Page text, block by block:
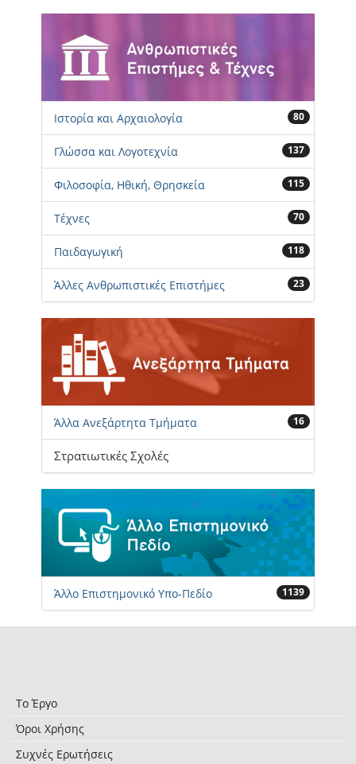
Ιστορία και Αρχαιολογία 80
Γλώσσα και Λογοτεχνία 137
Φιλοσοφία, Ηθική, Θρησκεία 115
Τέχνες 70
Παιδαγωγική 118
Άλλες Ανθρωπιστικές Επιστήμες 23
Άλλα Ανεξάρτητα Τμήματα 16
Στρατιωτικές Σχολές
Άλλο Επιστημονικό Υπο-Πεδίο 1139
Το Έργο
Όροι Χρήσης
Συχνές Ερωτήσεις